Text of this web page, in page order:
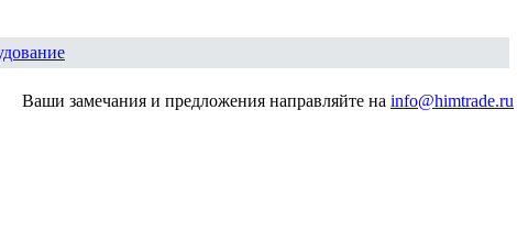
Ваши замечания и предложения направляйте на info@himtrade.ru